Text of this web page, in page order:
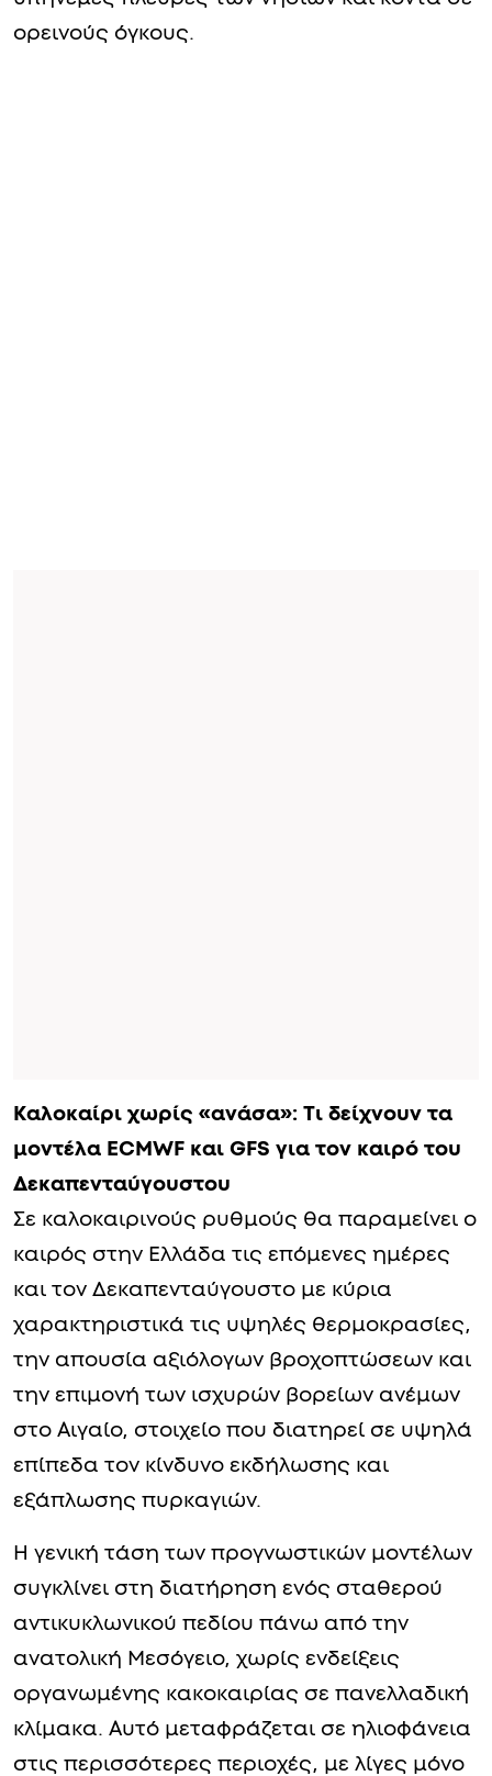
ορεινούς όγκους.
Καλοκαίρι χωρίς «ανάσα»: Τι δείχνουν τα
μοντέλα ECMWF και GFS για τον καιρό του
Δεκαπενταύγουστου
Σε καλοκαιρινούς ρυθμούς θα παραμείνει ο
καιρός στην Ελλάδα τις επόμενες ημέρες
και τον Δεκαπενταύγουστο με κύρια
χαρακτηριστικά τις υψηλές θερμοκρασίες,
την απουσία αξιόλογων βροχοπτώσεων και
την επιμονή των ισχυρών βορείων ανέμων
στο Αιγαίο, στοιχείο που διατηρεί σε υψηλά
επίπεδα τον κίνδυνο εκδήλωσης και
εξάπλωσης πυρκαγιών.
Η γενική τάση των προγνωστικών μοντέλων
συγκλίνει στη διατήρηση ενός σταθερού
αντικυκλωνικού πεδίου πάνω από την
ανατολική Μεσόγειο, χωρίς ενδείξεις
οργανωμένης κακοκαιρίας σε πανελλαδική
κλίμακα. Αυτό μεταφράζεται σε ηλιοφάνεια
στις περισσότερες περιοχές, με λίγες μόνο